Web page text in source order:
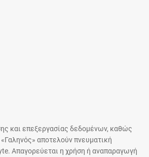
και επεξεργασίας δεδομένων, καθώς
αποτελούν πνευματική
Απαγορεύεται η χρήση ή αναπαραγωγή